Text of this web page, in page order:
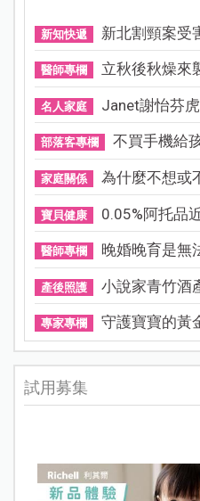
新知快遞 新北割頸案受
醫師專欄 立秋後秋燥來
名人家庭 Janet謝怡芬
部落客專欄 不買手機給
家庭關係 為什麼不想或
寶貝健康 0.05%阿托品
醫師專欄 晚婚晚育是無
產後照護 小說家青竹酒
專家專欄 守護寶寶的黃
試用募集